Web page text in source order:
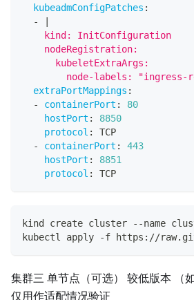
kubeadmConfigPatches :
-
    kind: InitConfiguration
    nodeRegistration:
      kubeletExtraArgs:
node-labels: "ingress-
extraPortMappings :
-
containerPort :
80
hostPort :
8850
protocol :
TCP
-
containerPort :
443
hostPort :
8851
protocol : TCP
kind create cluster --name
kubectl apply -f https://
集群三 单节点（可选） 较低版本 （
仅用作适配情况验证